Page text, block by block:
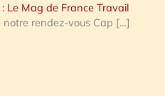
: Le Mag de France Travail
notre rendez-vous Cap […]